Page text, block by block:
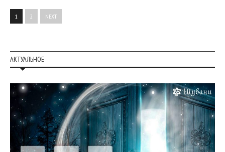
1 2 NEXT
АКТУАЛЬНОЕ